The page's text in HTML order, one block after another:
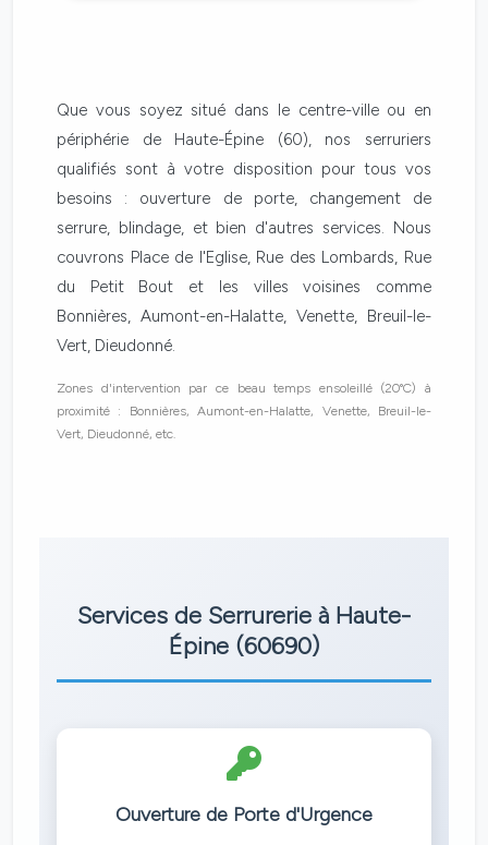
Que vous soyez situé dans le centre-ville ou en
périphérie de Haute-Épine (60), nos serruriers
qualifiés sont à votre disposition pour tous vos
besoins : ouverture de porte, changement de
serrure, blindage, et bien d'autres services. Nous
couvrons Place de l'Eglise, Rue des Lombards, Rue
du Petit Bout et les villes voisines comme
Bonnières, Aumont-en-Halatte, Venette, Breuil-le-
Vert, Dieudonné.
Zones d'intervention par ce beau temps ensoleillé (20°C) à
proximité : Bonnières, Aumont-en-Halatte, Venette, Breuil-le-
Vert, Dieudonné, etc.
Services de Serrurerie à Haute-
Épine (60690)
Ouverture de Porte d'Urgence